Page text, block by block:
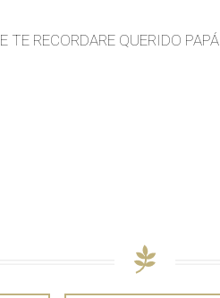
TE RECORDARE QUERIDO PAPÁ